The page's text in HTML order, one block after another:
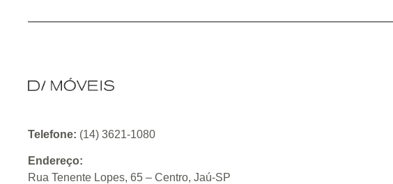
Telefone: (14) 3621-1080
Endereço:
Rua Tenente Lopes, 65 – Centro, Jaú-SP